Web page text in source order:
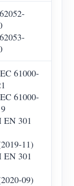
61000-
61000-
EN 301
11)
EN 301
09)